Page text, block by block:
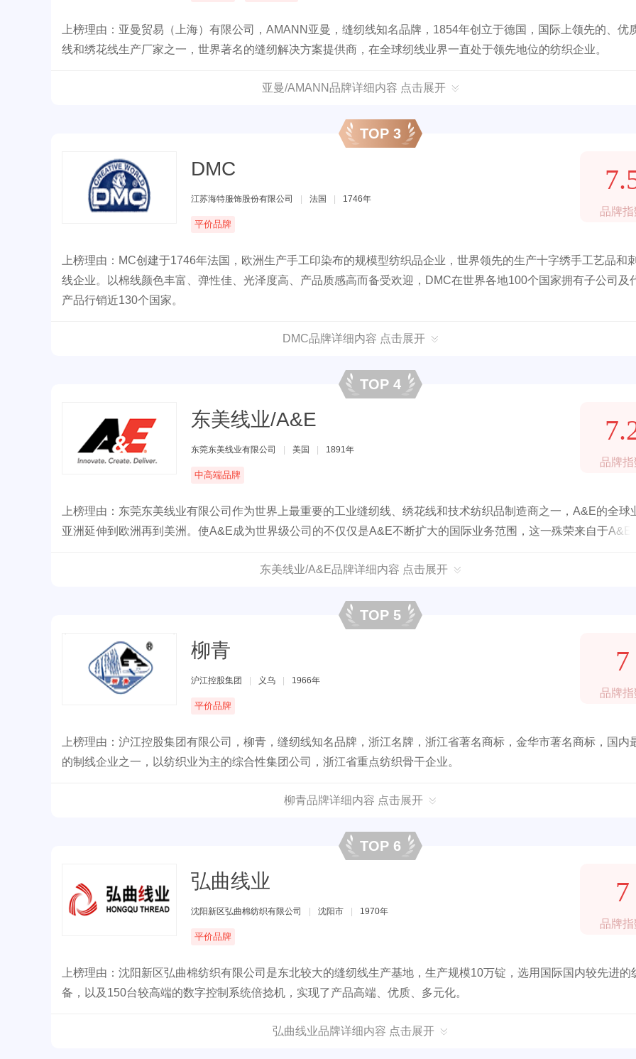
上榜理由：亚曼贸易（上海）有限公司，AMANN亚曼，缝纫线知名品牌，1854年创立于德国，国际上领先的、优
线和绣花线生产厂家之一，世界著名的缝纫解决方案提供商，在全球纫线业界一直处于领先地位的纺织企业。
亚曼/AMANN品牌详细内容 点击展开
TOP 3
DMC
江苏海特服饰股份有限公司 法国 1746年
平价品牌
品牌指
上榜理由：MC创建于1746年法国，欧洲生产手工印染布的规模型纺织品企业，世界领先的生产十字绣手工艺品和
线企业。以棉线颜色丰富、弹性佳、光泽度高、产品质感高而备受欢迎，DMC在世界各地100个国家拥有子公司及
产品行销近130个国家。
DMC品牌详细内容 点击展开
TOP 4
东美线业/A&E
东莞东美线业有限公司 美国 1891年
中高端品牌
品牌指
上榜理由：东莞东美线业有限公司作为世界上最重要的工业缝纫线、绣花线和技术纺织品制造商之一，A&E的全球
亚洲延伸到欧洲再到美洲。使A&E成为世界级公司的不仅仅是A&E不断扩大的国际业务范围，这一殊荣来自于A&E
东美线业/A&E品牌详细内容 点击展开
TOP 5
柳青
沪江控股集团 义乌 1966年
平价品牌
7
品牌指
上榜理由：沪江控股集团有限公司，柳青，缝纫线知名品牌，浙江名牌，浙江省著名商标，金华市著名商标，国内
的制线企业之一，以纺织业为主的综合性集团公司，浙江省重点纺织骨干企业。
柳青品牌详细内容 点击展开
TOP 6
弘曲线业
沈阳新区弘曲棉纺织有限公司 沈阳市 1970年
平价品牌
7
品牌指
上榜理由：沈阳新区弘曲棉纺织有限公司是东北较大的缝纫线生产基地，生产规模10万锭，选用国际国内较先进的
备，以及150台较高端的数字控制系统倍捻机，实现了产品高端、优质、多元化。
弘曲线业品牌详细内容 点击展开